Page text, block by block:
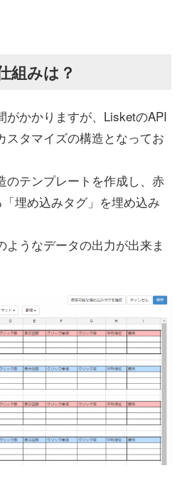
組みは？
がかかりますが、LisketのAPI
スタマイズの構造となってお
のテンプレートを作成し、赤
埋め込みタグ」を埋め込み
うなデータの出力が出来ま